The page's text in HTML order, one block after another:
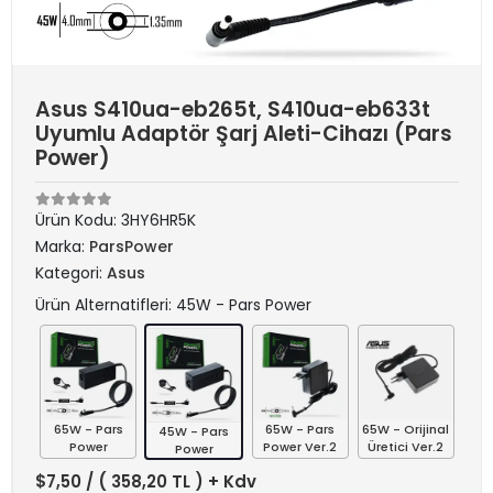
Asus S410ua-eb265t, S410ua-eb633t
Uyumlu Adaptör Şarj Aleti-Cihazı (Pars
Power)
Ürün Kodu: 3HY6HR5K
Marka: ParsPower
Kategori: Asus
Ürün Alternatifleri: 45W - Pars Power
65W - Pars
Power
45W - Pars
Power
65W - Pars
Power Ver.2
65W - Orijinal
Üretici Ver.2
$7,50 / ( 358,20 TL ) + Kdv